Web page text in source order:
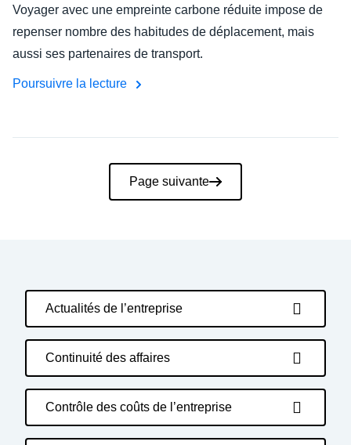
Voyager avec une empreinte carbone réduite impose de
repenser nombre des habitudes de déplacement, mais
aussi ses partenaires de transport.
Poursuivre la lecture
Page suivante
Actualités de l’entreprise
Continuité des affaires
Contrôle des coûts de l’entreprise